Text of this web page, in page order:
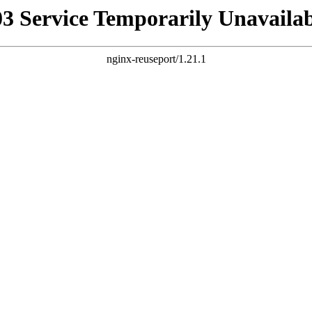
Service Temporarily
nginx-reuseport/1.21.1